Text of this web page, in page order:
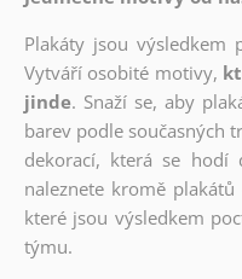
Plakáty jsou výsledkem
Vytváří osobité motivy,
jinde. Snaží se, aby
barev podle současných
dekorací, která se hodí
naleznete kromě
které jsou výsledkem
týmu.